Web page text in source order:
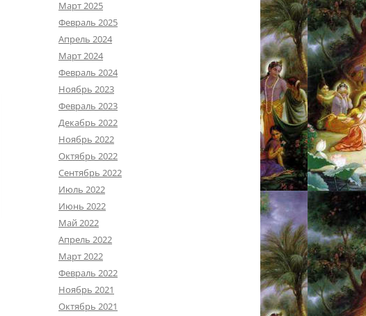
Март 2025
Февраль 2025
Апрель 2024
Март 2024
Февраль 2024
Ноябрь 2023
Февраль 2023
Декабрь 2022
Ноябрь 2022
Октябрь 2022
Сентябрь 2022
Июль 2022
Июнь 2022
Май 2022
Апрель 2022
Март 2022
Февраль 2022
Ноябрь 2021
Октябрь 2021